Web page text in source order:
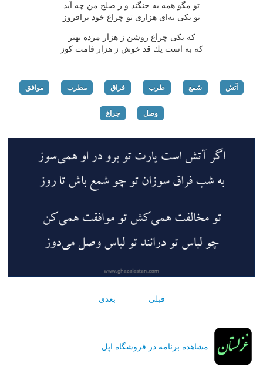
تو مگو همه به جنگند و ز صلح من چه آید
تو یكی نه‌ای هزاری تو چراغ خود برافروز
كه یكی چراغ روشن ز هزار مرده بهتر
كه به است یك قد خوش ز هزار قامت كوز
آتش شمع طرب فراق مطرب موافق
وصل چراغ
قبلی بعدی
مشاهده برنامه در فروشگاه اپل